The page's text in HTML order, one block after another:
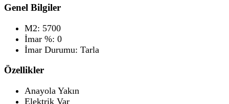
Genel Bilgiler
M2: 5700
İmar %: 0
İmar Durumu: Tarla
Özellikler
Anayola Yakın
Elektrik Var